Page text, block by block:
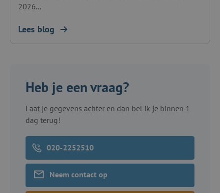
2026...
Lees blog
Heb je een vraag?
Laat je gegevens achter en dan bel ik je binnen 1
dag terug!
020-2252510
Neem contact op